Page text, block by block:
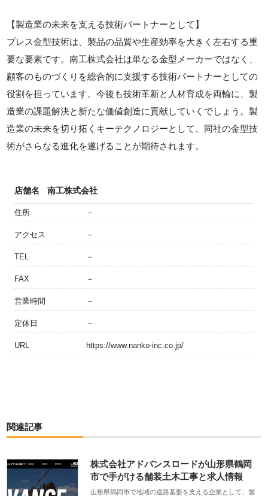
【製造業の未来を支える技術パートナーとして】
プレス金型技術は、製品の品質や生産効率を大きく左右する重
要な要素です。南工株式会社は単なる金型メーカーではなく、
顧客のものづくりを総合的に支援する技術パートナーとしての
役割を担っています。今後も技術革新と人材育成を両輪に、製
造業の課題解決と新たな価値創造に貢献していくでしょう。製
造業の未来を切り拓くキーテクノロジーとして、同社の金型技
術がさらなる進化を遂げることが期待されます。
店舗名 南工株式会社
住所 －
アクセス －
TEL －
FAX －
営業時間 －
定休日 －
URL https://www.nanko-inc.co.jp/
関連記事
株式会社アドバンスロードが山形県鶴岡
市で手がける舗装土木工事と求人情報
山形県鶴岡市で地域の道路基盤を支える企業として、舗